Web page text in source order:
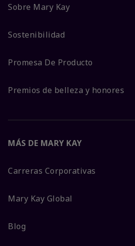
Sobre Mary Kay
Sostenibilidad
Promesa De Producto
Premios de belleza y honores
MÁS DE MARY KAY
Carreras Corporativas
Mary Kay Global
Blog